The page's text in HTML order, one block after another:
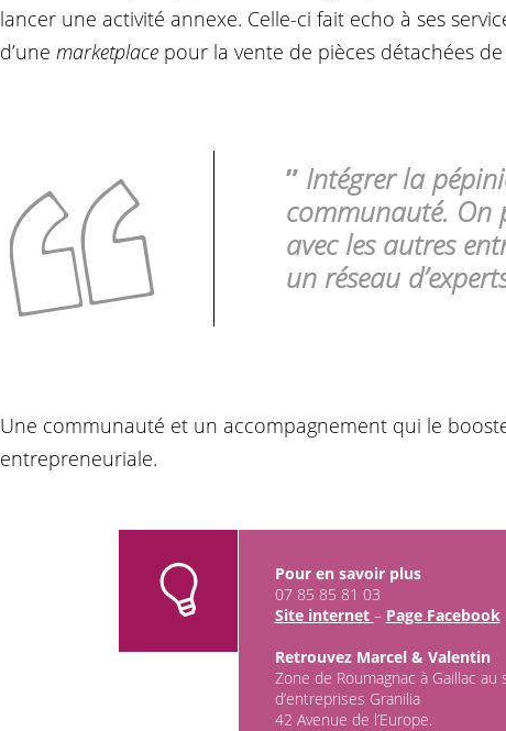
lancer une activité annexe. Celle-ci fait echo à ses
d’une marketplace pour la vente de pièces détachées
” Intégrer la
communauté. On
avec les autres
un réseau
Une communauté et un accompagnement qui le
entrepreneuriale.
Pour en savoir plus
07 85 85 81 03
Site internet – Page Facebook
Retrouvez Marcel & Valentin
Zone de Roumagnac à Gaillac
d’entreprises Granilia
42 Avenue de l’Europe.